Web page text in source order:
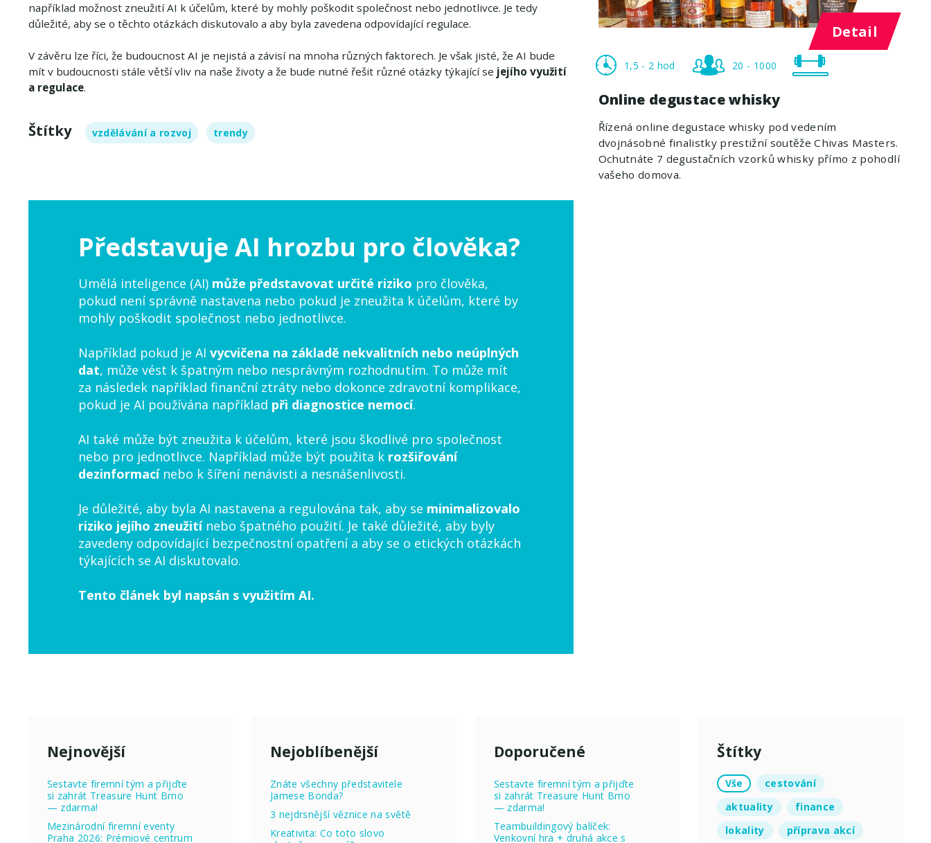
například možnost zneužití AI k účelům, které by mohly poškodit společnost nebo jednotlivce. Je tedy
důležité, aby se o těchto otázkách diskutovalo a aby byla zavedena odpovídající regulace.
V závěru lze říci, že budoucnost AI je nejistá a závisí na mnoha různých faktorech. Je však jisté, že AI bude
mít v budoucnosti stále větší vliv na naše životy a že bude nutné řešit různé otázky týkající se jejího využití
a regulace.
Štítky vzdělávání a rozvoj trendy
Představuje AI hrozbu pro člověka?
Umělá inteligence (AI) může představovat určité riziko pro člověka,
pokud není správně nastavena nebo pokud je zneužita k účelům, které by
mohly poškodit společnost nebo jednotlivce.
Například pokud je AI vycvičena na základě nekvalitních nebo neúplných
dat, může vést k špatným nebo nesprávným rozhodnutím. To může mít
za následek například finanční ztráty nebo dokonce zdravotní komplikace,
pokud je AI používána například při diagnostice nemocí.
AI také může být zneužita k účelům, které jsou škodlivé pro společnost
nebo pro jednotlivce. Například může být použita k rozšiřování
dezinformací nebo k šíření nenávisti a nesnášenlivosti.
Je důležité, aby byla AI nastavena a regulována tak, aby se minimalizovalo
riziko jejího zneužitínebo špatného použití. Je také důležité, aby byly
zavedeny odpovídající bezpečnostní opatření a aby se o etických otázkách
týkajících se AI diskutovalo.
Tento článek byl napsán s využitím AI.
Detail
1,5 - 2 hod 20 - 1000
Online degustace whisky
Řízená online degustace whisky pod vedením
dvojnásobné finalistky prestižní soutěže Chivas Masters.
Ochutnáte 7 degustačních vzorků whisky přímo z pohodlí
vašeho domova.
Nejnovější
Sestavte firemní tým a přijďte
si zahrát Treasure Hunt Brno
— zdarma!
Mezinárodní firemní eventy
Praha 2026: Prémiové centrum
Nejoblíbenější
Znáte všechny představitele
Jamese Bonda?
3 nejdrsnější věznice na světě
Kreativita: Co toto slovo
Doporučené
Sestavte firemní tým a přijďte
si zahrát Treasure Hunt Brno
— zdarma!
Teambuildingový balíček:
Venkovní hra + druhá akce s
Štítky
Vše
cestování
aktuality
finance
lokality
příprava akcí